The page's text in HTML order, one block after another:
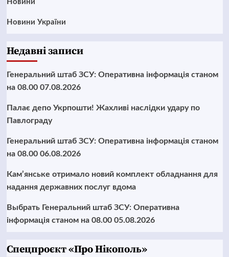
Новини
Новини України
Недавні записи
Генеральний штаб ЗСУ: Оперативна інформація станом
на 08.00 07.08.2026
Палає депо Укрпошти! Жахливі наслідки удару по
Павлограду
Генеральний штаб ЗСУ: Оперативна інформація станом
на 08.00 06.08.2026
Кам’янське отримало новий комплект обладнання для
надання державних послуг вдома
Выбрать Генеральний штаб ЗСУ: Оперативна
інформація станом на 08.00 05.08.2026
Cпецпроєкт «Про Нікополь»